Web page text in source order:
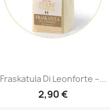
Fraskatula Di Leonforte –...
2,90 €